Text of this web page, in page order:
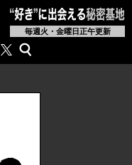
毎週火・金曜日正午更新
月マガ基地公式X
検索